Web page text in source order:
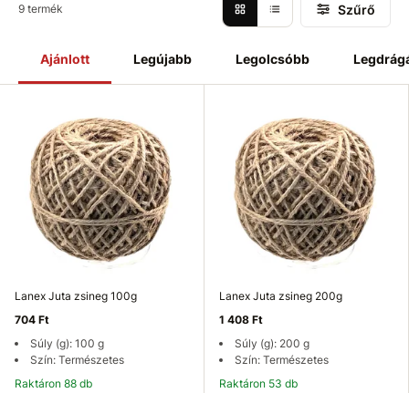
Ajánlott Legújabb Legolcsóbb
9 termék Szűrő
Lanex Juta zsineg 100g
704 Ft
Súly (g): 100 g
Szín: Természetes
Raktáron 88 db
Lanex Juta zsineg 200g
1 408 Ft
Súly (g): 200 g
Szín: Természetes
Raktáron 53 db